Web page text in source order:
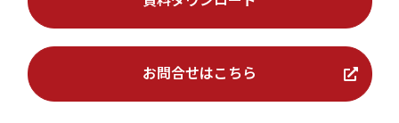
お問合せはこちら